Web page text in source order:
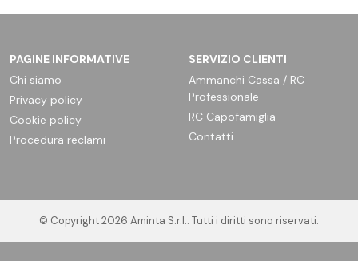
PAGINE INFORMATIVE
Chi siamo
Privacy policy
Cookie policy
Procedura reclami
SERVIZIO CLIENTI
Ammanchi Cassa / RC
Professionale
RC Capofamiglia
Contatti
© Copyright2026 Aminta S.r.l.. Tutti i diritti sono riservati.